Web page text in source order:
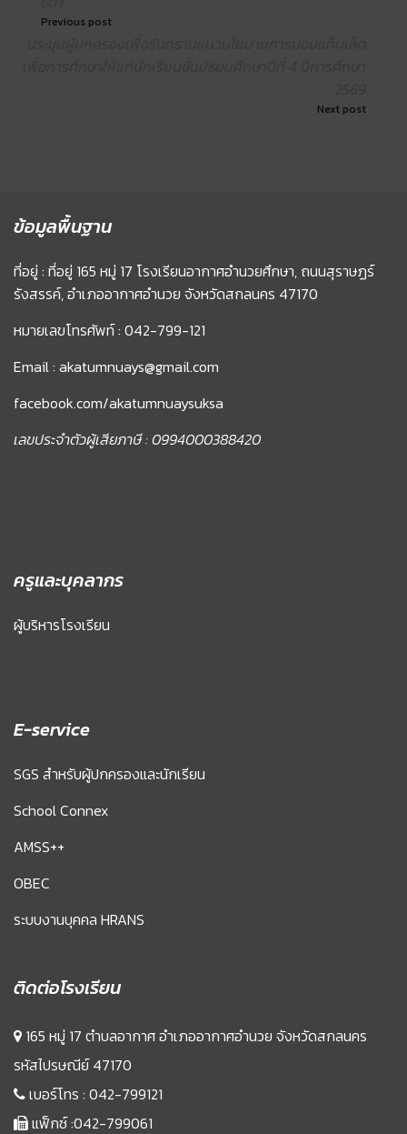
Previous post
Next post
ข้อมูลพื้นฐาน
ที่อยู่ : ที่อยู่ 165 หมู่ 17 โรงเรียนอากาศอำนวยศึกษา, ถนนสุราษฏร์
รังสรรค์, อำเภออากาศอำนวย จังหวัดสกลนคร 47170
หมายเลขโทรศัพท์ : 042-799-121
Email : akatumnuays@gmail.com
facebook.com/akatumnuaysuksa
เลขประจำตัวผู้เสียภาษี : 0994000388420
ครูและบุคลากร
ผู้บริหารโรงเรียน
E-service
SGS สำหรับผู้ปกครองและนักเรียน
School Connex
AMSS++
OBEC
ระบบงานบุคคล HRANS
ติดต่อโรงเรียน
165 หมู่ 17 ตำบลอากาศ อำเภออากาศอำนวย จังหวัดสกลนคร
รหัสไปรษณีย์ 47170
เบอร์โทร : 042-799121
แฟ็กซ์ :042-799061